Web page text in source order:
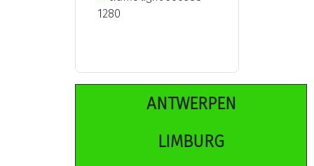
ANTWERPEN
LIMBURG